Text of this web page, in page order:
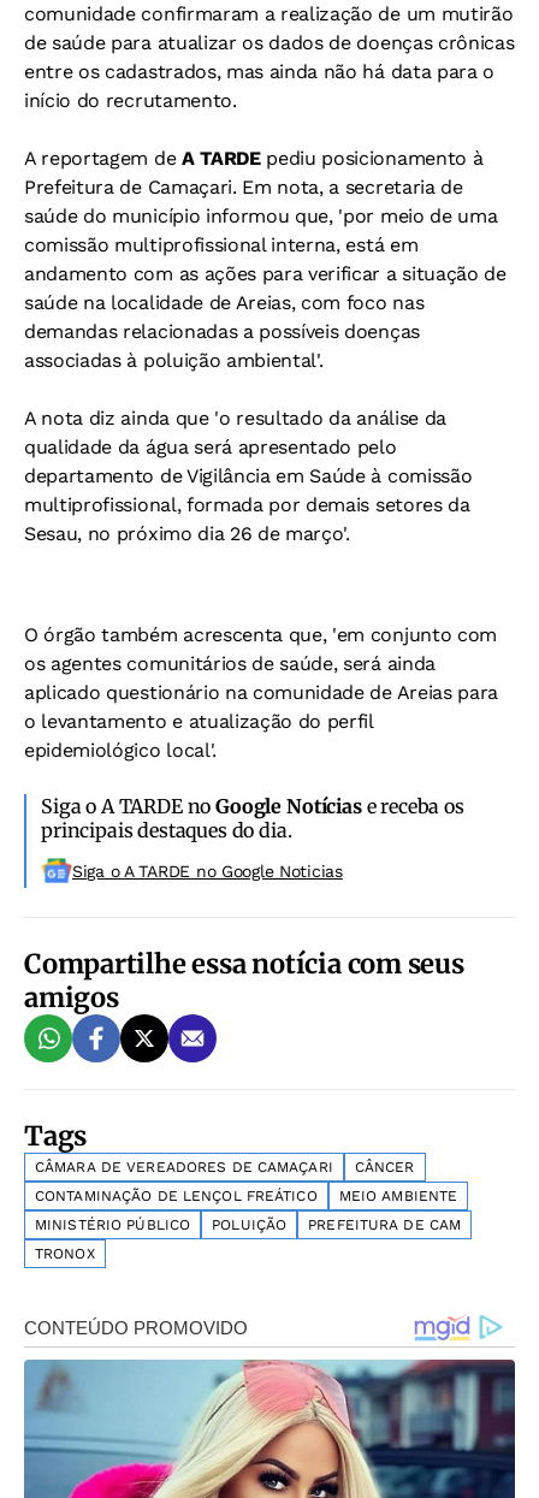
comunidade confirmaram a realização de um mutirão
de saúde para atualizar os dados de doenças crônicas
entre os cadastrados, mas ainda não há data para o
início do recrutamento.
A reportagem de A TARDEpediu posicionamento à
Prefeitura de Camaçari. Em nota, a secretaria de
saúde do município informou que, 'por meio de uma
comissão multiprofissional interna, está em
andamento com as ações para verificar a situação de
saúde na localidade de Areias, com foco nas
demandas relacionadas a possíveis doenças
associadas à poluição ambiental'.
A nota diz ainda que 'o resultado da análise da
qualidade da água será apresentado pelo
departamento de Vigilância em Saúde à comissão
multiprofissional, formada por demais setores da
Sesau, no próximo dia 26 de março'.
O órgão também acrescenta que, 'em conjunto com
os agentes comunitários de saúde, será ainda
aplicado questionário na comunidade de Areias para
o levantamento e atualização do perfil
epidemiológico local'.
Siga o A TARDE noGoogle Notíciase receba os
principais destaques do dia.
Siga o A TARDE no Google Noticias
Compartilhe essa notícia com seus
amigos
Tags
CÂMARA DE VEREADORES DE CAMAÇARI
CÂNCER
CONTAMINAÇÃO DE LENÇOL FREÁTICO
MEIO AMBIENTE
MINISTÉRIO PÚBLICO
POLUIÇÃO
PREFEITURA DE CAM
TRONOX